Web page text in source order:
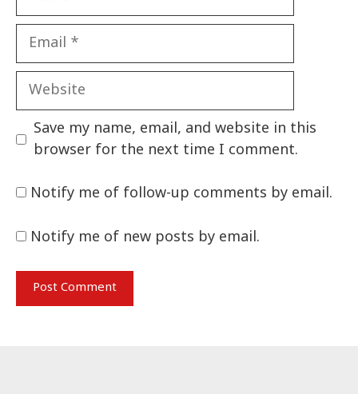
Email
Website
Save my name, email, and website in this
browser for the next time I comment.
Notify me of follow-up comments by email.
Notify me of new posts by email.